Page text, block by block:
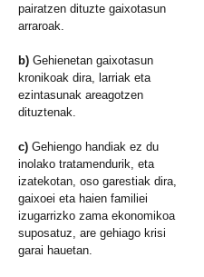
pairatzen dituzte gaixotasun
arraroak.
b) Gehienetan gaixotasun
kronikoak dira, larriak eta
ezintasunak areagotzen
dituztenak.
c) Gehiengo handiak ez du
inolako tratamendurik, eta
izatekotan, oso garestiak dira,
gaixoei eta haien familiei
izugarrizko zama ekonomikoa
suposatuz, are gehiago krisi
garai hauetan.